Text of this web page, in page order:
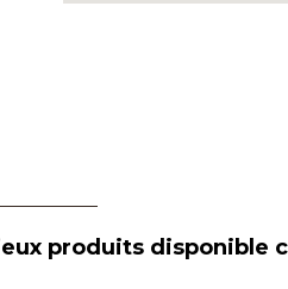
produits disponible